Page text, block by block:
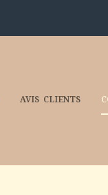
AVIS CLIENTS